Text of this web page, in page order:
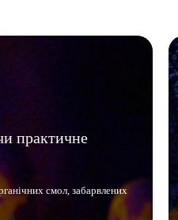
практичне
смол, забарвлених